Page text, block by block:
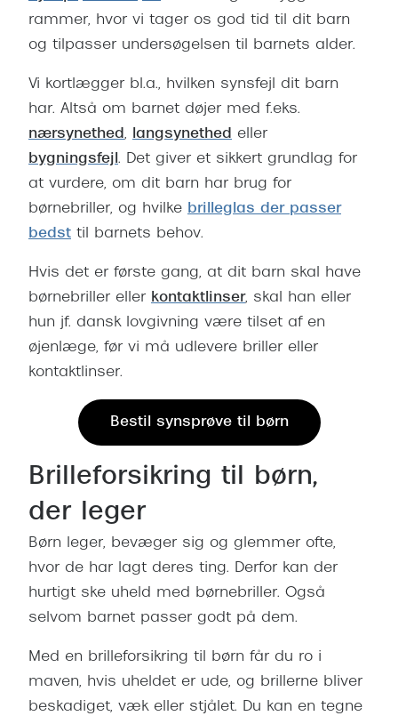
rammer, hvor vi tager os god tid til dit barn
og tilpasser undersøgelsen til barnets alder.
Vi kortlægger bl.a., hvilken synsfejl dit barn
har. Altså om barnet døjer med f.eks.
nærsynethed, langsynethed
eller
bygningsfejl . Det giver et sikkert grundlag for
at vurdere, om dit barn har brug for
børnebriller, og hvilke brilleglas der passer
bedst til barnets behov.
Hvis det er første gang, at dit barn skal have
børnebriller eller kontaktlinser, skal han eller
hun jf. dansk lovgivning være tilset af en
øjenlæge, før vi må udlevere briller eller
kontaktlinser.
Bestil synsprøve til børn
Brilleforsikring til børn,
der leger
Børn leger, bevæger sig og glemmer ofte,
hvor de har lagt deres ting. Derfor kan der
hurtigt ske uheld med børnebriller. Også
selvom barnet passer godt på dem.
Med en brilleforsikring til børn får du ro i
maven, hvis uheldet er ude, og brillerne bliver
beskadiget, væk eller stjålet. Du kan en tegne